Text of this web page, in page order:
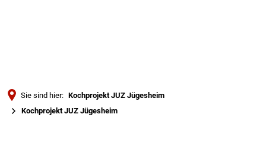
Sie sind hier: Kochprojekt JUZ Jügesheim
Kochprojekt JUZ Jügesheim